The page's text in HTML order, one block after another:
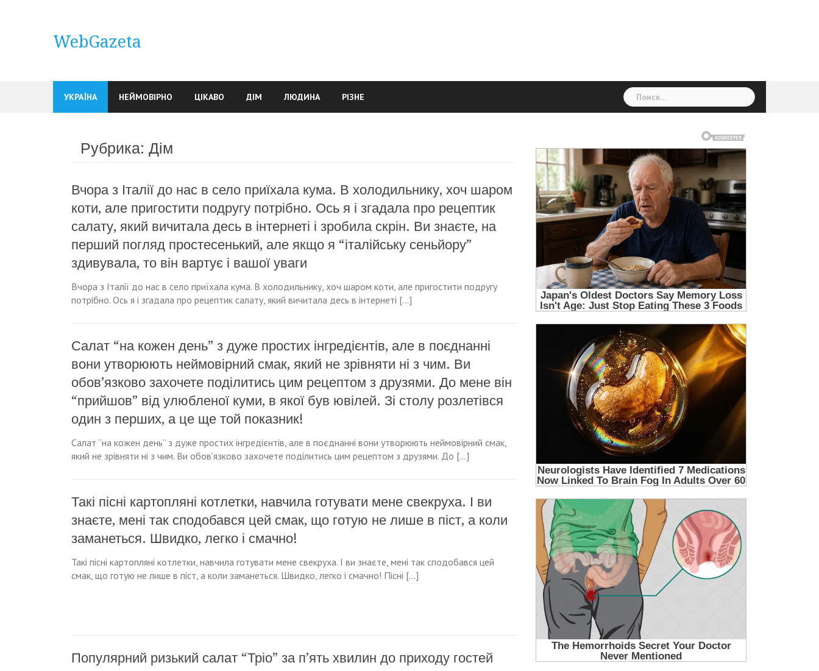
WebGazeta
УКРАЇНА НЕЙМОВІРНО ЦІКАВО ДІМ ЛЮДИНА РІЗНЕ Найти:
Рубрика: Дім
Вчора з Італії до нас в село приїхала кума. В холодильнику, хоч шаром
коти, але пригостити подругу потрібно. Ось я і згадала про рецептик
салату, який вичитала десь в інтернеті і зробила скрін. Ви знаєте, на
перший погляд простесенький, але якщо я “італійську сеньйору”
здивувала, то він вартує і вашої уваги
Вчора з Італії до нас в село приїхала кума. В холодильнику, хоч шаром коти, але пригостити подругу
потрібно. Ось я і згадала про рецептик салату, який вичитала десь в інтернеті […]
Салат “на кожен день” з дуже простих інгредієнтів, але в поєднанні
вони утворюють неймовірний смак, який не зрівняти ні з чим. Ви
обов’язково захочете поділитись цим рецептом з друзями. До мене він
“прийшов” від улюбленої куми, в якої був ювілей. Зі столу розлетівся
один з перших, а це ще той показник!
Салат “на кожен день” з дуже простих інгредієнтів, але в поєднанні вони утворюють неймовірний смак,
який не зрівняти ні з чим. Ви обов’язково захочете поділитись цим рецептом з друзями. До […]
Такі пісні картопляні котлетки, навчила готувати мене свекруха. І ви
знаєте, мені так сподобався цей смак, що готую не лише в піст, а коли
заманеться. Швидко, легко і смачно!
Такі пісні картопляні котлетки, навчила готувати мене свекруха. І ви знаєте, мені так сподобався цей
смак, що готую не лише в піст, а коли заманеться. Швидко, легко і смачно! Пісні […]
Популярний ризький салат “Тріо” за п’ять хвилин до приходу гостей